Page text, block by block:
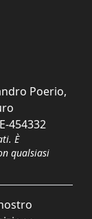
Poerio,
454332
È
qualsiasi